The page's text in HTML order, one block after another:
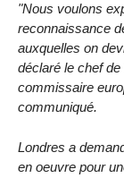
"Nous voulons
reconnaissance
auxquelles on
déclaré le chef de
commissaire
communiqué.
Londres a
en oeuvre pour